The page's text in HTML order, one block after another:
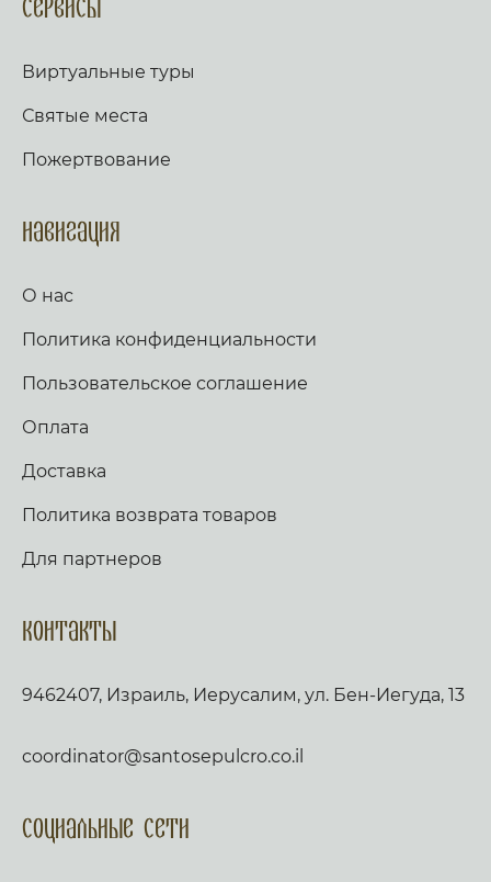
Сервисы
Виртуальные туры
Святые места
Пожертвование
Навигация
О нас
Политика конфиденциальности
Пользовательское соглашение
Оплата
Доставка
Политика возврата товаров
Для партнеров
Контакты
9462407, Израиль, Иерусалим, ул. Бен-Иегуда, 13
coordinator@santosepulcro.co.il
Социальные сети